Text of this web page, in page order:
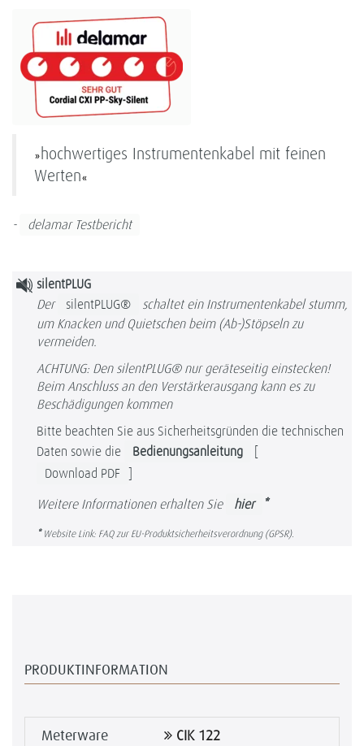
»hochwertiges Instrumentenkabel mit feinen
Werten«
- delamar Testbericht
silentPLUG
Der
silentPLUG®
schaltet ein Instrumentenkabel stumm,
um Knacken und Quietschen beim (Ab-)Stöpseln zu
vermeiden.
ACHTUNG: Den silentPLUG® nur geräteseitig einstecken!
Beim Anschluss an den Verstärkerausgang kann es zu
Beschädigungen kommen
Bitte beachten Sie aus Sicherheitsgründen die technischen
Daten sowie die
Bedienungsanleitung
[
Download PDF ]
Weitere Informationen erhalten Sie
hier *
*Website Link: FAQ zur EU-Produktsicherheitsverordnung (GPSR).
PRODUKTINFORMATION
Meterware CIK 122